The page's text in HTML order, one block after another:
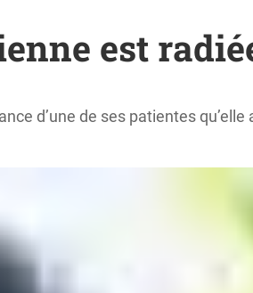
est
d’une de ses patientes qu’elle